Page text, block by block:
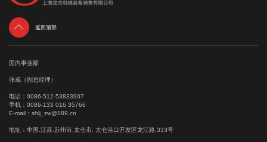
 返回顶部
国内事业部
张威（副总经理）
电话： 0086-512-53833907
手机： 0086-133 016 35766
E-mail： shlj_zw@189.cn
地址：中国.江苏.苏州市.太仓市. 太仓港口开发区龙江路.333号